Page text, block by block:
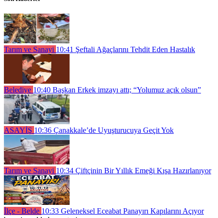
Tarım ve Sanayi 10:41 Şeftali Ağaçlarını Tehdit Eden Hastalık
Belediye 10:40 Başkan Erkek imzayı attı; “Yolumuz açık olsun”
ASAYİŞ 10:36 Çanakkale’de Uyuşturucuya Geçit Yok
Tarım ve Sanayi 10:34 Çiftçinin Bir Yıllık Emeği Kışa Hazırlanıyor
İlçe - Belde 10:33 Geleneksel Eceabat Panayırı Kapılarını Açıyor